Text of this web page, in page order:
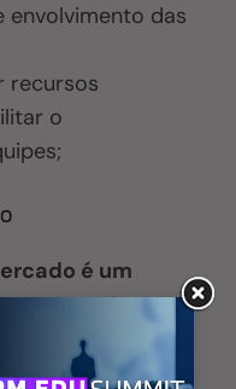
envolvimento das
recursos
o
é um
escolar,
de
e